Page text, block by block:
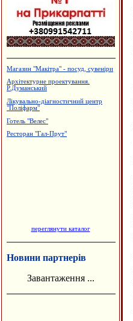
Готельний комплекс "Вербіж"
Ковальські майстерні Новосельських
Виробництво камертонів
Дзвони церковні
переглянути каталог
Новини партнерів
Завантаження ...